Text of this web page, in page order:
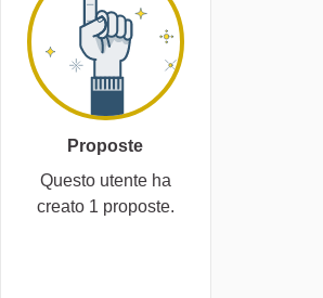
Proposte
Questo utente ha
creato 1 proposte.